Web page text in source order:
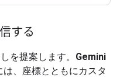
する
を提案します。 Gemini
、座標とともにカスタ